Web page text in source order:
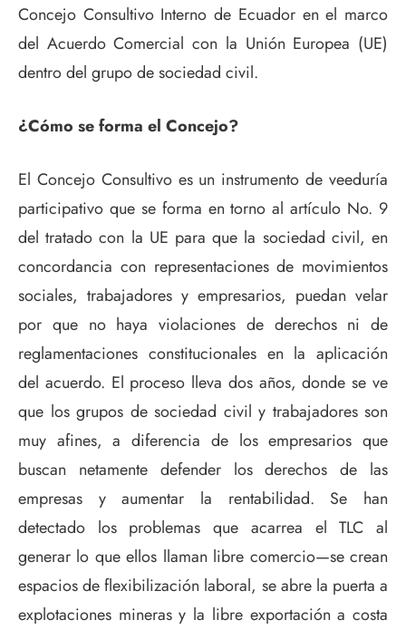
Concejo Consultivo Interno de Ecuador en el marco
del Acuerdo Comercial con la Unión Europea (UE)
dentro del grupo de sociedad civil.
¿Cómo se forma el Concejo?
El Concejo Consultivo es un instrumento de veeduría
participativo que se forma en torno al artículo No. 9
del tratado con la UE para que la sociedad civil, en
concordancia con representaciones de movimientos
sociales, trabajadores y empresarios, puedan velar
por que no haya violaciones de derechos ni de
reglamentaciones constitucionales en la aplicación
del acuerdo. El proceso lleva dos años, donde se ve
que los grupos de sociedad civil y trabajadores son
muy afines, a diferencia de los empresarios que
buscan netamente defender los derechos de las
empresas y aumentar la rentabilidad. Se han
detectado los problemas que acarrea el TLC al
generar lo que ellos llaman libre comercio—se crean
espacios de flexibilización laboral, se abre la puerta a
explotaciones mineras y la libre exportación a costa